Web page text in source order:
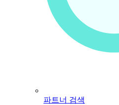
파트너 검색